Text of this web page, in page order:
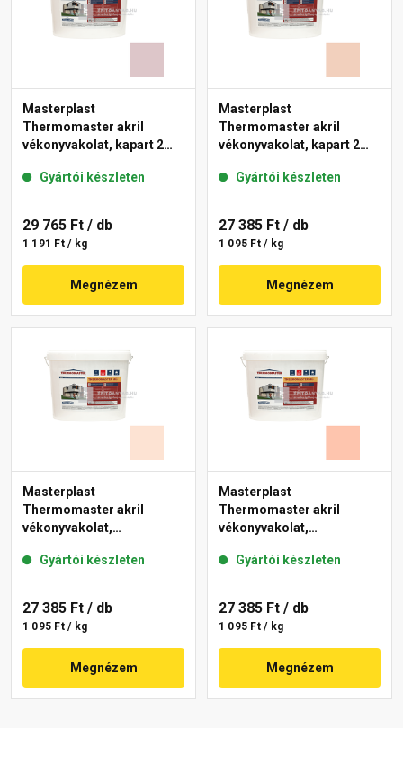
Masterplast
Thermomaster akril
vékonyvakolat, kapart 2
Gyártói készleten
29 765 Ft / db
1 191 Ft / kg
Megnézem
Masterplast
Thermomaster akril
vékonyvakolat, kapart 2
Gyártói készleten
27 385 Ft / db
1 095 Ft / kg
Megnézem
Masterplast
Thermomaster akril
vékonyvakolat,
15-F 25 kg
Gyártói készleten
27 385 Ft / db
1 095 Ft / kg
Megnézem
Masterplast
Thermomaster akril
vékonyvakolat,
16-D 25 kg
Gyártói készleten
27 385 Ft / db
1 095 Ft / kg
Megnézem